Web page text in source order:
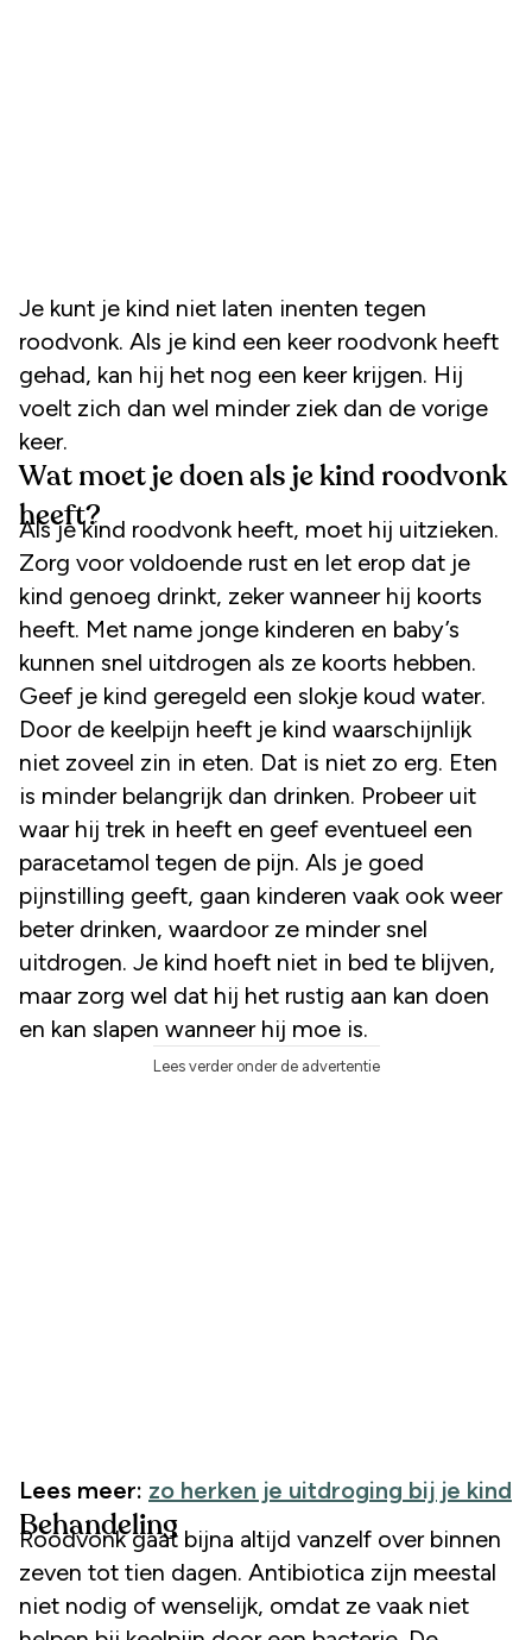
Je kunt je kind niet laten inenten tegen
roodvonk. Als je kind een keer roodvonk heeft
gehad, kan hij het nog een keer krijgen. Hij
voelt zich dan wel minder ziek dan de vorige
keer.
Wat moet je doen als je kind roodvonk
heeft?
Als je kind roodvonk heeft, moet hij uitzieken.
Zorg voor voldoende rust en let erop dat je
kind genoeg drinkt, zeker wanneer hij koorts
heeft. Met name jonge kinderen en baby’s
kunnen snel uitdrogen als ze koorts hebben.
Geef je kind geregeld een slokje koud water.
Door de keelpijn heeft je kind waarschijnlijk
niet zoveel zin in eten. Dat is niet zo erg. Eten
is minder belangrijk dan drinken. Probeer uit
waar hij trek in heeft en geef eventueel een
paracetamol tegen de pijn. Als je goed
pijnstilling geeft, gaan kinderen vaak ook weer
beter drinken, waardoor ze minder snel
uitdrogen. Je kind hoeft niet in bed te blijven,
maar zorg wel dat hij het rustig aan kan doen
en kan slapen wanneer hij moe is.
Lees verder onder de advertentie
Lees meer: zo herken je uitdroging bij je kind
Behandeling
Roodvonk gaat bijna altijd vanzelf over binnen
zeven tot tien dagen. Antibiotica zijn meestal
niet nodig of wenselijk, omdat ze vaak niet